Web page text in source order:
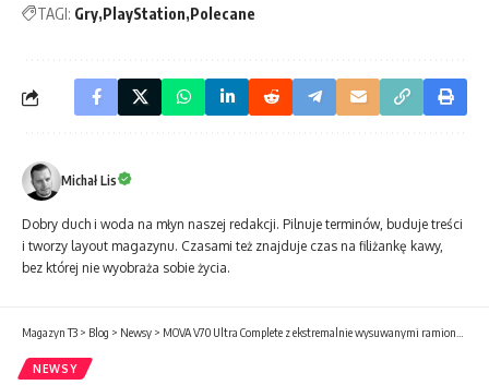
TAGI: Gry PlayStation Polecane
Michał Lis
Dobry duch i woda na młyn naszej redakcji. Pilnuje terminów, buduje treści
i tworzy layout magazynu. Czasami też znajduje czas na filiżankę kawy,
bez której nie wyobraża sobie życia.
Magazyn T3 > Blog > Newsy > MOVA V70 Ultra Complete z ekstremalnie wysuwanymi ramionami wyznacza nowy standard czystości
NEWSY